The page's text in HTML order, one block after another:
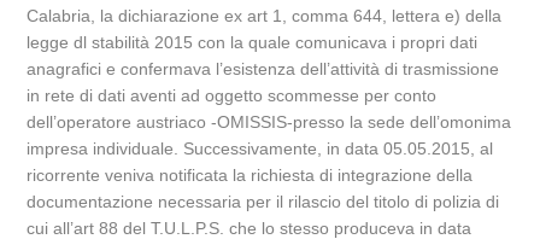
Calabria, la dichiarazione ex art 1, comma 644, lettera e) della
legge dl stabilità 2015 con la quale comunicava i propri dati
anagrafici e confermava l’esistenza dell’attività di trasmissione
in rete di dati aventi ad oggetto scommesse per conto
dell’operatore austriaco -OMISSIS-presso la sede dell’omonima
impresa individuale. Successivamente, in data 05.05.2015, al
ricorrente veniva notificata la richiesta di integrazione della
documentazione necessaria per il rilascio del titolo di polizia di
cui all’art 88 del T.U.L.P.S. che lo stesso produceva in data